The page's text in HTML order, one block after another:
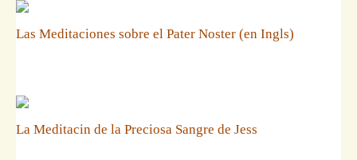
Las Meditaciones sobre el Pater Noster (en Ingls)
La Meditacin de la Preciosa Sangre de Jess